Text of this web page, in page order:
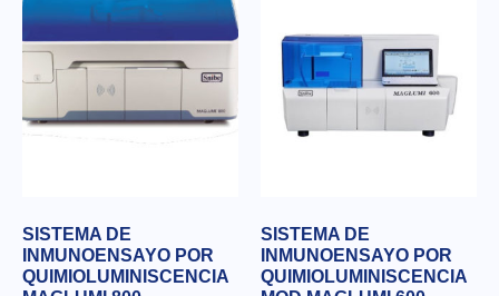
SISTEMA DE
INMUNOENSAYO POR
QUIMIOLUMINISCENCIA
SISTEMA DE
INMUNOENSAYO POR
QUIMIOLUMINISCENCIA